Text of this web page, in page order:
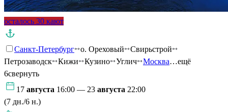
осталось 30 кают
Санкт-Петербург о. Ореховый
Свирьстрой
Петрозаводск
Кижи Кузино Углич Москва…ещё
6свернуть
17 августа 16:00 — 23 августа 22:00
(7 дн./6 н.)